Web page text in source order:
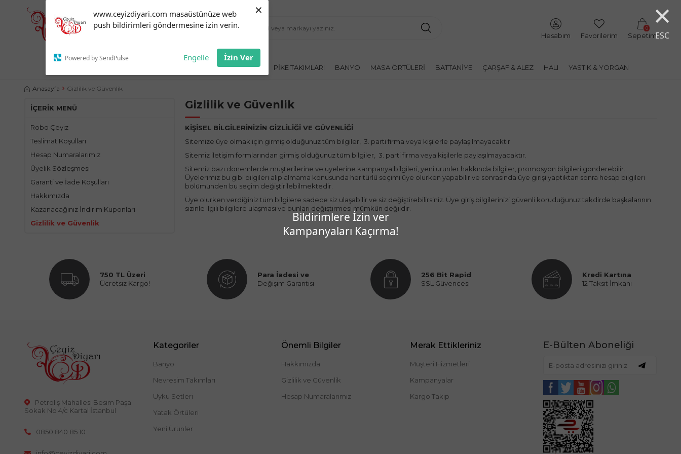
www.ceyizdiyari.com masaüstünüze web
push bildirimleri göndermesine izin verin.
Powered by SendPulse Engelle İzin Ver
× ×
ESC
Bildirimlere İzin ver
Kampanyaları Kaçırma!
notifications!
To enable permission prompts, click
on the notification icon
Hesabım Favorilerim
0
Sepetim
YATAK ÖRTÜLERI PIKE TAKIMLARI BANYO MASA ÖRTÜLERI BATTANIYE ÇARŞAF & ALEZ HALI YASTIK & YORGAN
Anasayfa Gizlilik ve Güvenlik
İÇERIK MENÜ
Robo Çeyiz
Teslimat Koşulları
Hesap Numaralarımız
Üyelik Sözleşmesi
Garanti ve İade Koşulları
Hakkımızda
Kazanacağınız İndirim Kuponları
Gizlilik ve Güvenlik
Gizlilik ve Güvenlik
KİŞİSEL BİLGİLERİNİZİN GİZLİLİĞİ VE GÜVENLİĞİ
Sitemize üye olmak için girmiş olduğunuz tüm bilgiler, 3. parti firma veya kişilerle paylaşılmayacaktır.
Sitemiz iletişim formlarından girmiş olduğunuz tüm bilgiler, 3. parti firma veya kişilerle paylaşılmayacaktır.
Sitemiz bazı dönemlerde müşterilerine ve üyelerine kampanya bilgileri, yeni ürünler hakkında bilgiler, promosyon bilgileri gönderebilir.
Üyelerimiz bu gibi bilgileri alıp almama konusunda her türlü seçimi üye olurken yapabilir ve sonrasında üye girişi yaptıktan sonra hesap bilgileri
bölümünden bu seçim değiştirilebilmektedir.
Üye olurken verdiğiniz tüm bilgilere sadece siz ulaşabilir ve siz değiştirebilirsiniz. Üye giriş bilgilerinizi güvenli koruduğunuz takdirde başkalarının
sizinle ilgili bilgilere ulaşması ve bunları değiştirmesi mümkün değildir.
750 TL Üzeri
Ücretsiz Kargo!
Para İadesi ve
Değişim Garantisi
256 Bit Rapid
SSL Güvencesi
Kredi Kartına
12 Taksit İmkanı
Petroliş Mahallesi Besim Paşa
Sokak No 4/c Kartal İstanbul
0850 840 85 10
Kategoriler
Banyo
Nevresim Takımları
Uyku Setleri
Yatak Örtüleri
Yeni Ürünler
Önemli Bilgiler
Hakkımızda
Gizlilik ve Güvenlik
Hesap Numaralarımız
Merak Ettikleriniz
Müşteri Hizmetleri
Kampanyalar
Kargo Takip
E-Bülten Aboneliği